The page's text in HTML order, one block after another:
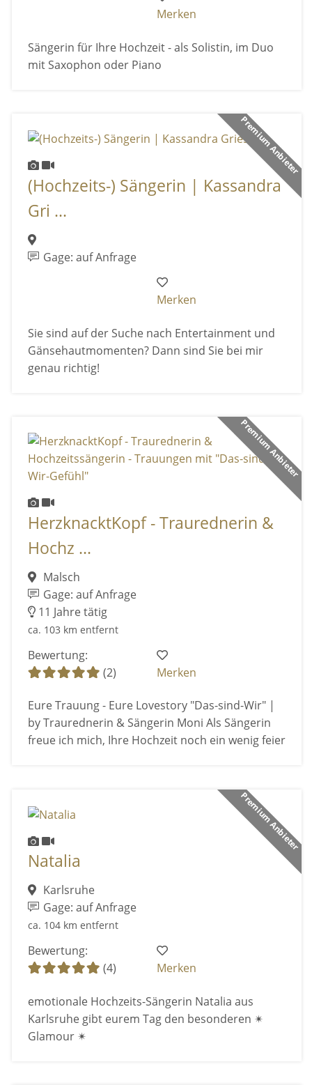
Merken
Sängerin für Ihre Hochzeit - als Solistin, im Duo
mit Saxophon oder Piano
Premium Anbieter
(Hochzeits-) Sängerin | Kassandra
Gri ...
Gage: auf Anfrage
Merken
Sie sind auf der Suche nach Entertainment und
Gänsehautmomenten? Dann sind Sie bei mir
genau richtig!
Premium Anbieter
HerzknacktKopf - Traurednerin &
Hochz ...
Malsch
Gage: auf Anfrage
11 Jahre tätig
ca. 103 km entfernt
Bewertung:
(2)
Merken
Eure Trauung - Eure Lovestory "Das-sind-Wir" |
by Traurednerin & Sängerin Moni Als Sängerin
freue ich mich, Ihre Hochzeit noch ein wenig feier
Premium Anbieter
Natalia
Karlsruhe
Gage: auf Anfrage
ca. 104 km entfernt
Bewertung:
(4)
Merken
emotionale Hochzeits-Sängerin Natalia aus
Karlsruhe gibt eurem Tag den besonderen ✴
Glamour ✴